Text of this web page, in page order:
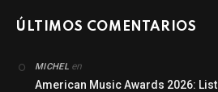
ÚLTIMOS COMENTARIOS
MICHEL en
American Music Awards 2026: